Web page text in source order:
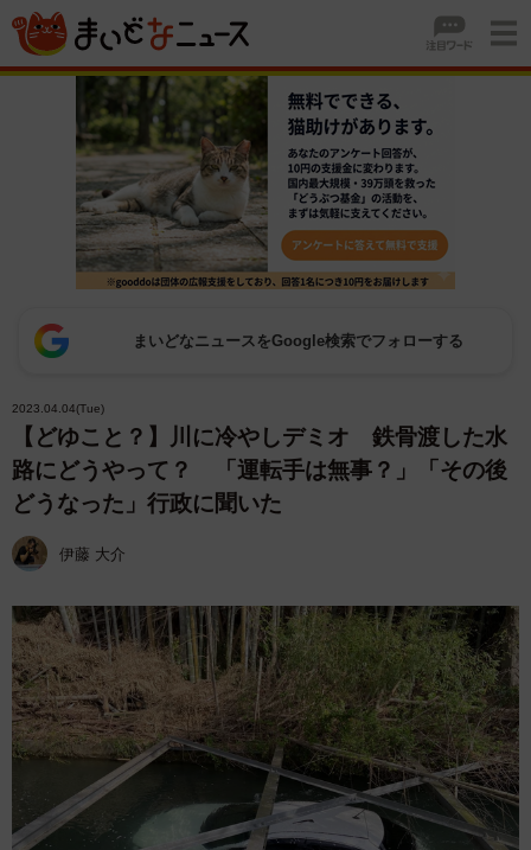
まいどなニュースをGoogle検索でフォローする
2023.04.04(Tue)
【どゆこと？】川に冷やしデミオ 鉄骨渡した水
路にどうやって？ 「運転手は無事？」「その後
どうなった」行政に聞いた
伊藤 大介